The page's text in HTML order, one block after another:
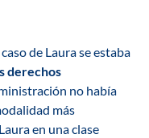
de Laura se estaba
derechos
no había
más
en una clase